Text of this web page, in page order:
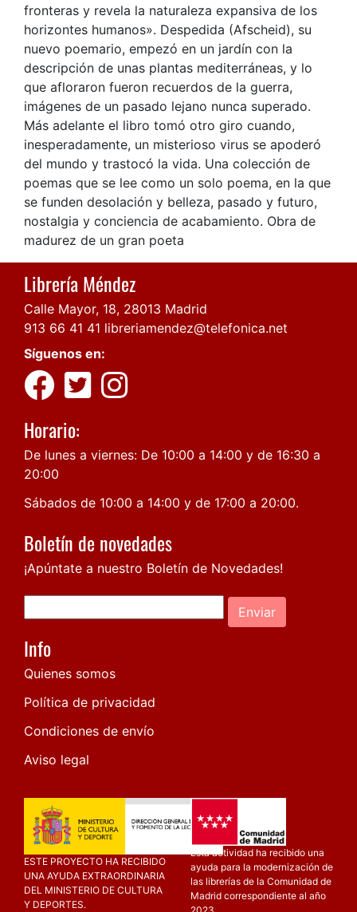
fronteras y revela la naturaleza expansiva de los
horizontes humanos». Despedida (Afscheid), su
nuevo poemario, empezó en un jardín con la
descripción de unas plantas mediterráneas, y lo
que afloraron fueron recuerdos de la guerra,
imágenes de un pasado lejano nunca superado.
Más adelante el libro tomó otro giro cuando,
inesperadamente, un misterioso virus se apoderó
del mundo y trastocó la vida. Una colección de
poemas que se lee como un solo poema, en la que
se funden desolación y belleza, pasado y futuro,
nostalgia y conciencia de acabamiento. Obra de
madurez de un gran poeta
Librería Méndez
Calle Mayor, 18, 28013 Madrid
913 66 41 41 libreriamendez@telefonica.net
Síguenos en:
Horario:
De lunes a viernes: De 10:00 a 14:00 y de 16:30 a
20:00
Sábados de 10:00 a 14:00 y de 17:00 a 20:00.
Boletín de novedades
¡Apúntate a nuestro Boletín de Novedades!
Enviar
Info
Quienes somos
Política de privacidad
Condiciones de envío
Aviso legal
ESTE PROYECTO HA RECIBIDO
UNA AYUDA EXTRAORDINARIA
DEL MINISTERIO DE CULTURA
Y DEPORTES.
Esta actividad ha recibido una
ayuda para la modernización de
las librerías de la Comunidad de
Madrid correspondiente al año